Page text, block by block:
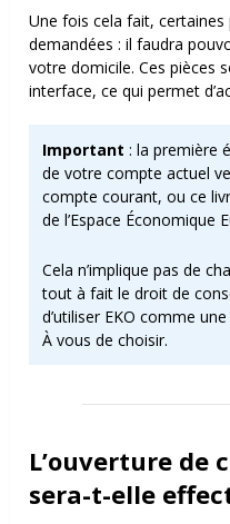
Une fois cela fait,
demandées : il faudra
votre domicile. Ces pièces
interface, ce qui permet
Important : la première
de votre compte actuel
compte courant, ou ce
de l’Espace Économique
Cela n’implique pas de
tout à fait le droit de
d’utiliser EKO comme
À vous de choisir.
L’ouverture de
sera-t-elle